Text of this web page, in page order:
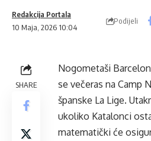
10 Maja, 2026 10:04
Redakcija Portala
Podijeli
SHARE
Nogometaši
se večeras na Camp
španske La Lige.
ukoliko Katalonci
matematički će